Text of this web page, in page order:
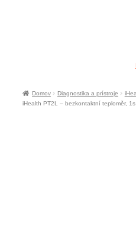
Domov Diagnostika a prístroje
iHealth PT2L – bezkontaktní teploměr, 1s